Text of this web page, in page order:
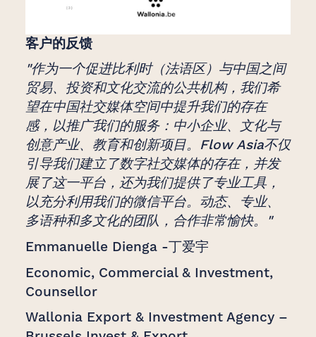
客户的反馈
"作为一个促进比利时（法语区）与中国之间
贸易、投资和文化交流的公共机构，我们希
望在中国社交媒体空间中提升我们的存在
感，以推广我们的服务：中小企业、文化与
创意产业、教育和创新项目。Flow Asia不仅
引导我们建立了数字社交媒体的存在，并发
展了这一平台，还为我们提供了专业工具，
以充分利用我们的微信平台。动态、专业、
多语种和多文化的团队，合作非常愉快。"
Emmanuelle Dienga -丁爱宇
Economic, Commercial & Investment,
Counsellor
Wallonia Export & Investment Agency –